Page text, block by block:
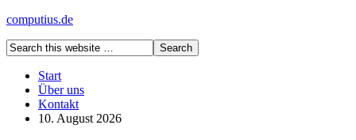
computius.de
Start
Über uns
Kontakt
10. August 2026